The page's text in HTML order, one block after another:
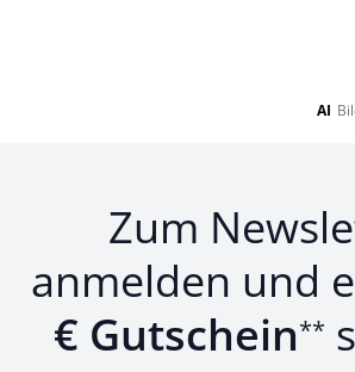
AI
Zum
anmelden und
€ Gutschein**